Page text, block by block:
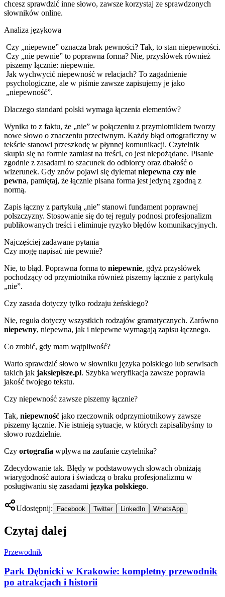
chcesz sprawdzić inne słowo, zawsze korzystaj ze sprawdzonych
słowników online.
Analiza językowa
Czy „niepewne” oznacza brak pewności? Tak, to stan niepewności.
Czy „nie pewnie” to poprawna forma? Nie, przysłówek również
piszemy łącznie: niepewnie.
Jak wychwycić niepewność w relacjach? To zagadnienie
psychologiczne, ale w piśmie zawsze zapisujemy je jako
„niepewność”.
Dlaczego standard polski wymaga łączenia elementów?
Wynika to z faktu, że „nie” w połączeniu z przymiotnikiem tworzy
nowe słowo o znaczeniu przeciwnym. Każdy błąd ortograficzny w
tekście stanowi przeszkodę w płynnej komunikacji. Czytelnik
skupia się na formie zamiast na treści, co jest niepożądane. Pisanie
zgodnie z zasadami to szacunek do odbiorcy oraz dbałość o
wizerunek. Gdy znów pojawi się dylemat niepewna czy nie
pewna, pamiętaj, że łącznie pisana forma jest jedyną zgodną z
normą.
Zapis łączny z partykułą „nie” stanowi fundament poprawnej
polszczyzny. Stosowanie się do tej reguły podnosi profesjonalizm
publikowanych treści i eliminuje ryzyko błędów komunikacyjnych.
Najczęściej zadawane pytania
Czy mogę napisać nie pewnie?
Nie, to błąd. Poprawna forma to niepewnie, gdyż przysłówek
pochodzący od przymiotnika również piszemy łącznie z partykułą
„nie”.
Czy zasada dotyczy tylko rodzaju żeńskiego?
Nie, reguła dotyczy wszystkich rodzajów gramatycznych. Zarówno
niepewny, niepewna, jak i niepewne wymagają zapisu łącznego.
Co zrobić, gdy mam wątpliwość?
Warto sprawdzić słowo w słowniku języka polskiego lub serwisach
takich jak jaksiepisze.pl. Szybka weryfikacja zawsze poprawia
jakość twojego tekstu.
Czy niepewność zawsze piszemy łącznie?
Tak, niepewność jako rzeczownik odprzymiotnikowy zawsze
piszemy łącznie. Nie istnieją sytuacje, w których zapisalibyśmy to
słowo rozdzielnie.
Czy ortografia wpływa na zaufanie czytelnika?
Zdecydowanie tak. Błędy w podstawowych słowach obniżają
wiarygodność autora i świadczą o braku profesjonalizmu w
posługiwaniu się zasadami języka polskiego.
Udostępnij: Facebook Twitter LinkedIn WhatsApp
Czytaj dalej
Przewodnik
Park Dębnicki w Krakowie: kompletny przewodnik
po atrakcjach i historii